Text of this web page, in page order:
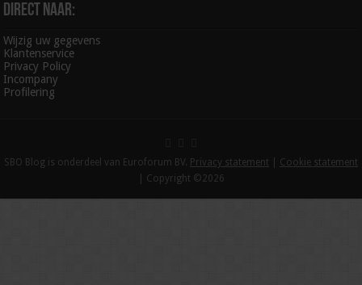
Direct naar:
Wijzig uw gegevens
Klantenservice
Privacy Policy
Incompany
Profilering
SBO Blog is onderdeel van Euroforum BV. Privacy statement
Cookie statement
| Copyright ©2026